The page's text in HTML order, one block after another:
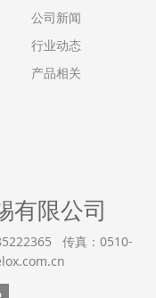
公司新闻
行业动态
产品相关
有限公司
传真：0510-